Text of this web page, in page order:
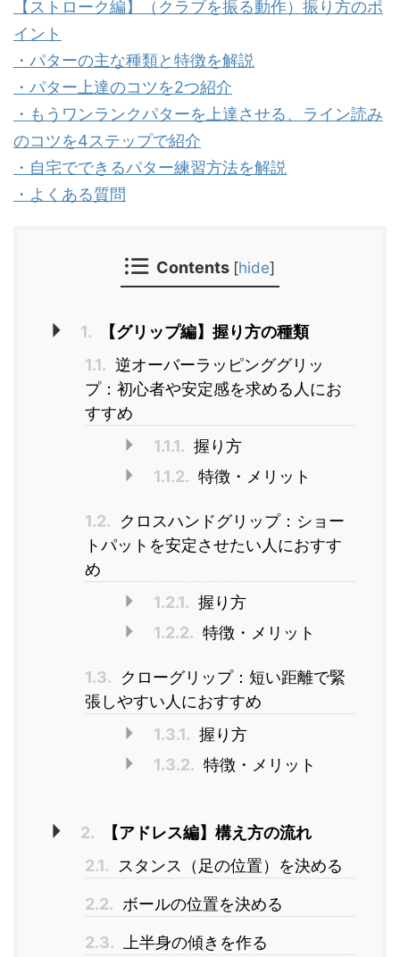
【ストローク編】（クラブを振る動作）振り方のポ
イント
・パターの主な種類と特徴を解説
・パター上達のコツを2つ紹介
・もうワンランクパターを上達させる、ライン読み
のコツを4ステップで紹介
・自宅でできるパター練習方法を解説
・よくある質問
Contents [hide]
1.
【グリップ編】握り方の種類
1.1. 逆オーバーラッピンググリッ
プ：初心者や安定感を求める人にお
すすめ
1.1.1. 握り方
1.1.2. 特徴・メリット
1.2.
クロスハンドグリップ：ショー
トパットを安定させたい人におすす
め
1.2.1. 握り方
1.2.2. 特徴・メリット
1.3.
クローグリップ：短い距離で緊
張しやすい人におすすめ
1.3.1. 握り方
1.3.2. 特徴・メリット
2.
【アドレス編】構え方の流れ
2.1.
スタンス（足の位置）を決める
2.2. ボールの位置を決める
2.3. 上半身の傾きを作る